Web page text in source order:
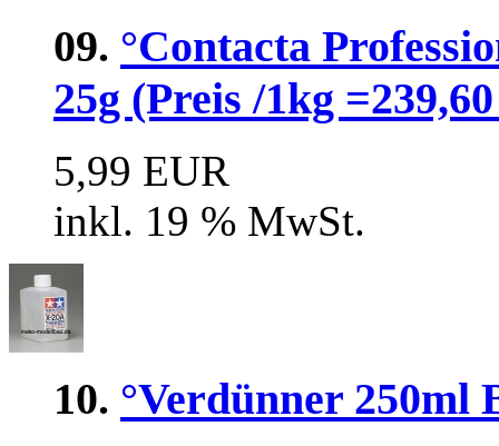
09. °Contacta
25g (Preis /1kg
5,99 EUR
inkl. 19 % MwSt.
10. °Verdünner 250ml